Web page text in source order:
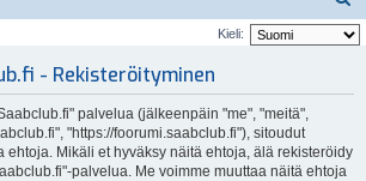
t
Kieli:
- Rekisteröityminen
palvelua (jälkeenpäin "me", "meitä",
"https://foorumi.saabclub.fi"), sitoudut
ehtoja. Mikäli et hyväksy näitä ehtoja, älä rekisteröidy
palvelua. Me voimme muuttaa näitä ehtoja